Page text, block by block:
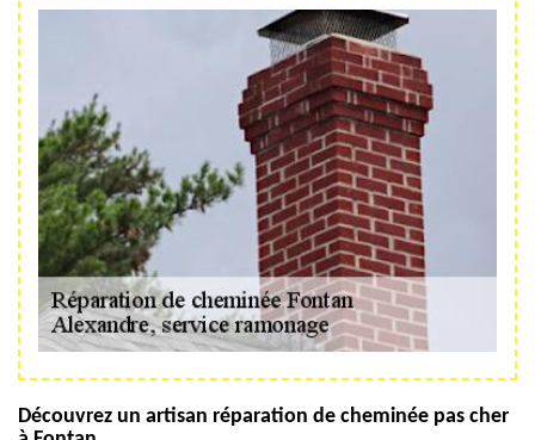
Découvrez un artisan réparation de cheminée pas cher